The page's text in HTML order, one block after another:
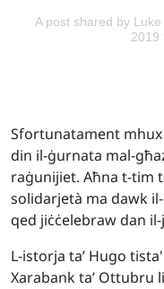
A post shared by Luke
2019
Sfortunatament
din il-ġurnata mal-
raġunijiet. Aħna t-tim
solidarjetà ma dawk
qed jiċċelebraw dan
L-istorja ta’ Hugo
Xarabank ta’ Ottubru